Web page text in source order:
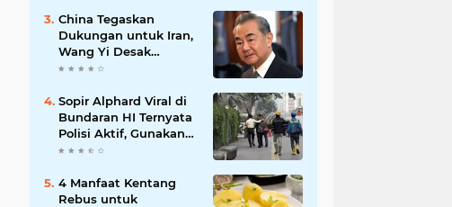
Puncaki Top Skor
China Tegaskan
Dukungan untuk Iran,
Wang Yi Desak
Perdamaian Timur
Ketegangan dengan
AS
Sopir Alphard Viral di
Bundaran HI Ternyata
Polisi Aktif, Gunakan
Pelat Palsu dan Kena
4 Manfaat Kentang
Rebus untuk